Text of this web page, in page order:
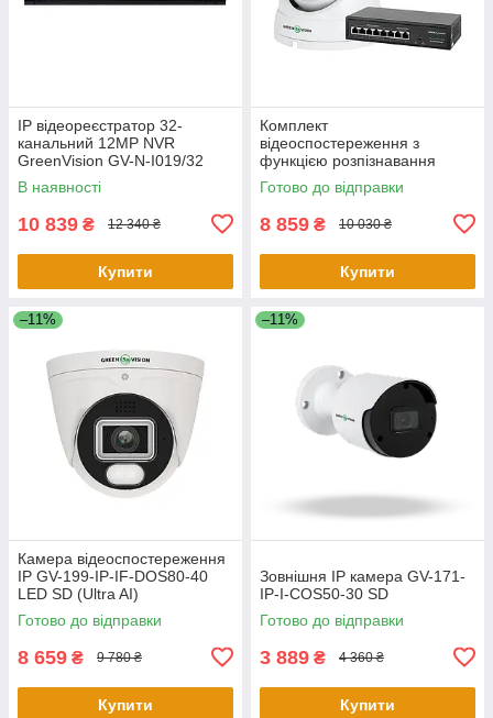
IP відеореєстратор 32-
канальний 12MP NVR
GreenVision GV-N-I019/32
12MP
В наявності
10 839 ₴ 12 340 ₴
Купити
Комплект
відеоспостереження з
функцією розпізнавання
облич на 1 IP камеру GV-803
Готово до відправки
8 859 ₴ 10 030 ₴
Купити
–11%
Камера відеоспостереження
IP GV-199-IP-IF-DOS80-40
LED SD (Ultra AI)
Готово до відправки
8 659 ₴ 9 780 ₴
Купити
–11%
Зовнішня IP камера GV-171-
IP-I-COS50-30 SD
Готово до відправки
3 889 ₴ 4 360 ₴
Купити